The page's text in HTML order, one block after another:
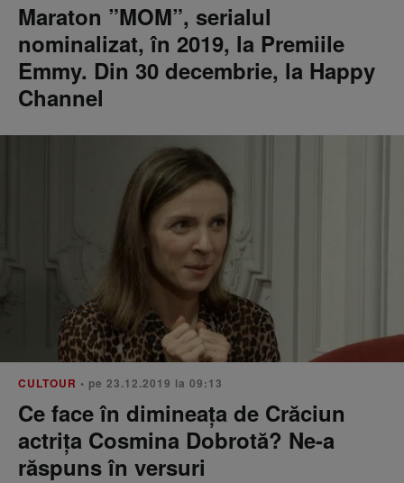
Maraton ”MOM”, serialul
nominalizat, în 2019, la Premiile
Emmy. Din 30 decembrie, la Happy
Channel
CULTOUR • pe 23.12.2019 la 09:13
Ce face în dimineața de Crăciun
actrița Cosmina Dobrotă? Ne-a
răspuns în versuri